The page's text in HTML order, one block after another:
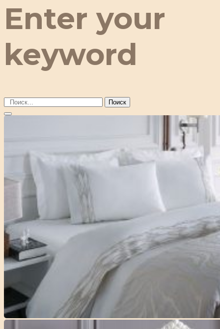
Enter your
keyword
Поиск